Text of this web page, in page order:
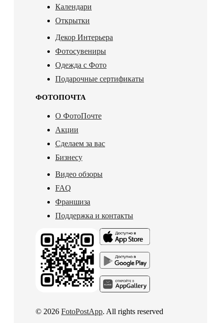
Календари
Открытки
Декор Интерьера
Фотосувениры
Одежда с Фото
Подарочные сертификаты
ФОТОПОЧТА
О ФотоПочте
Акции
Сделаем за вас
Бизнесу
Видео обзоры
FAQ
Франшиза
Поддержка и контакты
© 2026 FotoPostApp. All rights reserved